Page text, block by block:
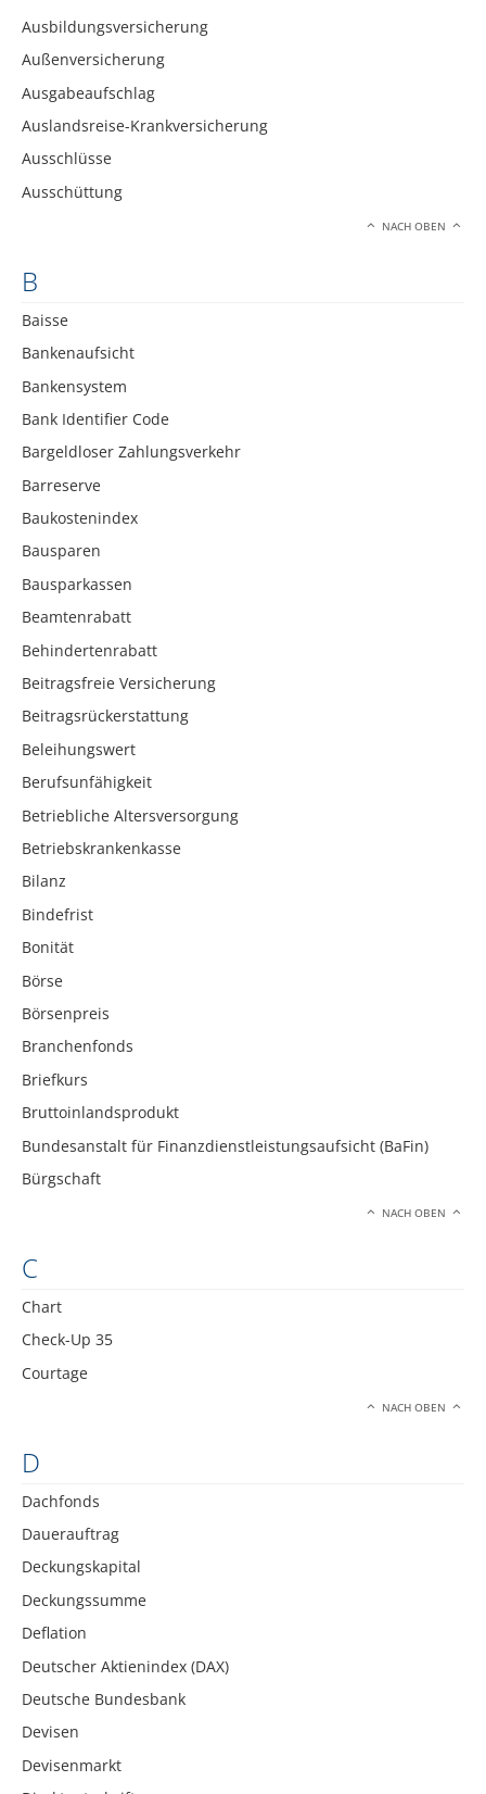
Ausbildungsversicherung
Außenversicherung
Ausgabeaufschlag
Auslandsreise-Krankversicherung
Ausschlüsse
Ausschüttung
NACH OBEN
B
Baisse
Bankenaufsicht
Bankensystem
Bank Identifier Code
Bargeldloser Zahlungsverkehr
Barreserve
Baukostenindex
Bausparen
Bausparkassen
Beamtenrabatt
Behindertenrabatt
Beitragsfreie Versicherung
Beitragsrückerstattung
Beleihungswert
Berufsunfähigkeit
Betriebliche Altersversorgung
Betriebskrankenkasse
Bilanz
Bindefrist
Bonität
Börse
Börsenpreis
Branchenfonds
Briefkurs
Bruttoinlandsprodukt
Bundesanstalt für Finanzdienstleistungsaufsicht (BaFin)
Bürgschaft
NACH OBEN
C
Chart
Check-Up 35
Courtage
NACH OBEN
D
Dachfonds
Dauerauftrag
Deckungskapital
Deckungssumme
Deflation
Deutscher Aktienindex (DAX)
Deutsche Bundesbank
Devisen
Devisenmarkt